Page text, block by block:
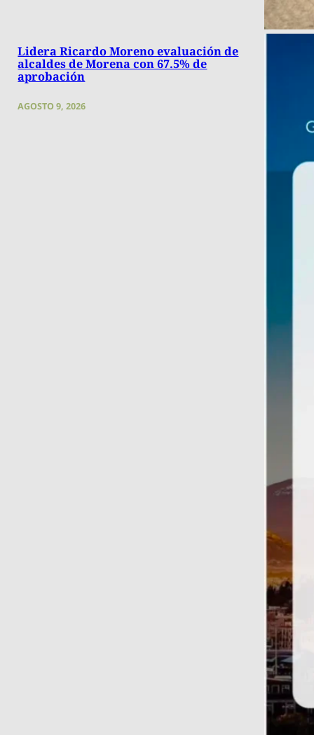
Lidera Ricardo Moreno evaluación de
alcaldes de Morena con 67.5% de
aprobación
AGOSTO 9, 2026